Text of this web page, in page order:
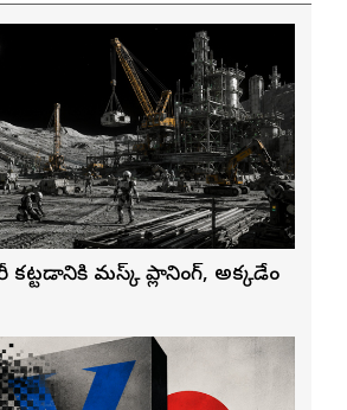
కట్టడానికి మస్క్ ప్లానింగ్, అక్కడేం